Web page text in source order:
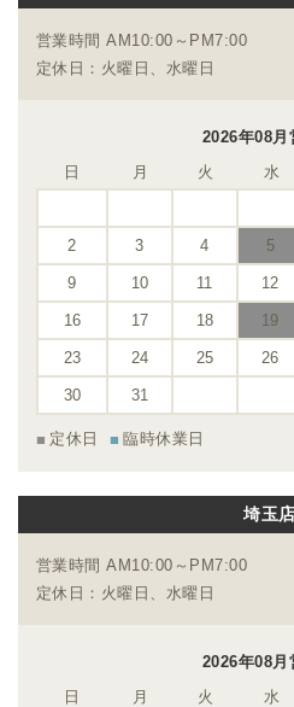
営業時間 AM10:00～PM7:00
定休日：火曜日、水曜日
2026年08月
日
月 火 水
2 3 4 5
9 10 11 12
16 17 18 19
23 24 25 26
30 31
定休日 臨時休業日
埼玉店
営業時間 AM10:00～PM7:00
定休日：火曜日、水曜日
2026年08月
日
月 火 水